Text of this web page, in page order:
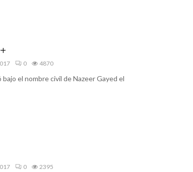
0 4870
el nombre civil de Nazeer Gayed el
0 2395